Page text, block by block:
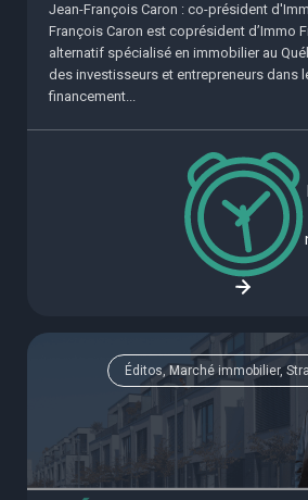
Jean-François Caron : co-président
François Caron est coprésident d’Immo
alternatif spécialisé en immobilier au
des investisseurs et entrepreneurs dans
financement...
Éditos, Marché immobilier,